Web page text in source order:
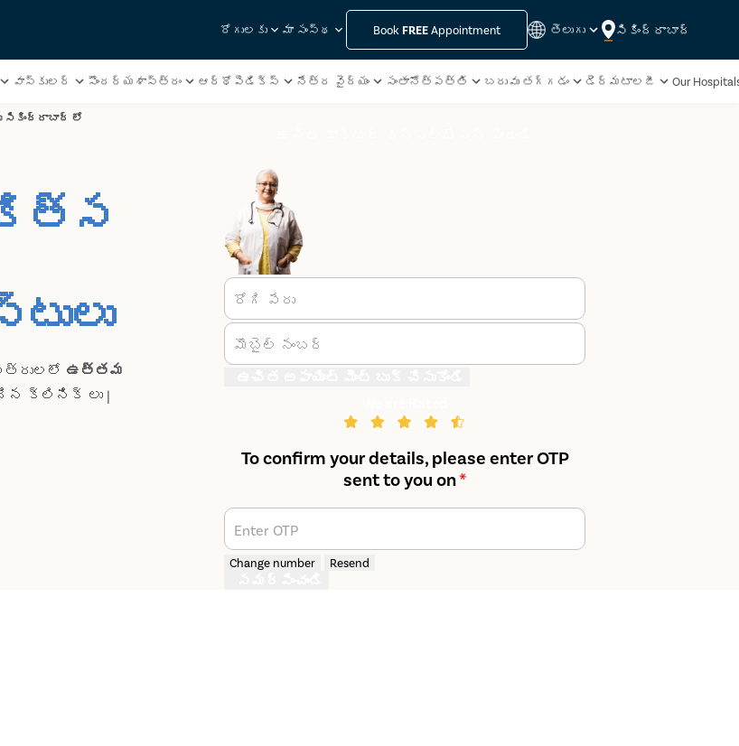
రోగులకు మా సంస్థ Book FREEAppointment తెలుగు సికింద్రాబాద్
వాస్కులర్ సౌందర్యశాస్త్రం ఆర్థోపెడిక్స్ నేత్ర వైద్యం సంతానోత్పత్తి బరువు తగ్గడం డెర్మటాలజీ Our
లో
ఉత్తమ
క్లినిక్ లు |
రోగి పేరు
మొబైల్ నంబర్
To confirm your details, please enter OTP
sent to you on*
Enter OTP
Change number Resend